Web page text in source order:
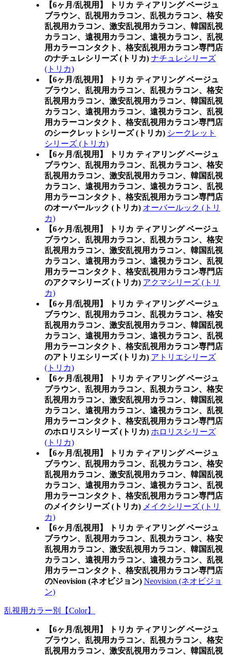
【6ヶ月/乱視用】 トリカ ティアリング ベージュ
ブラウン、乱視用カラコン、乱視カラコン、格安
乱視用カラコン、激安乱視用カラコン、韓国乱視
カラコン、遠視用カラコン、遠視カラコン、乱視
用カラーコンタクト、格安乱視用カラコン専門店
のナチュレシリーズ (トリカ) ナチュレシリーズ
(トリカ)
【6ヶ月/乱視用】 トリカ ティアリング ベージュ
ブラウン、乱視用カラコン、乱視カラコン、格安
乱視用カラコン、激安乱視用カラコン、韓国乱視
カラコン、遠視用カラコン、遠視カラコン、乱視
用カラーコンタクト、格安乱視用カラコン専門店
のシークレットシリーズ (トリカ) シークレット
シリーズ (トリカ)
【6ヶ月/乱視用】 トリカ ティアリング ベージュ
ブラウン、乱視用カラコン、乱視カラコン、格安
乱視用カラコン、激安乱視用カラコン、韓国乱視
カラコン、遠視用カラコン、遠視カラコン、乱視
用カラーコンタクト、格安乱視用カラコン専門店
のオーバールック (トリカ) オーバールック (トリ
カ)
【6ヶ月/乱視用】 トリカ ティアリング ベージュ
ブラウン、乱視用カラコン、乱視カラコン、格安
乱視用カラコン、激安乱視用カラコン、韓国乱視
カラコン、遠視用カラコン、遠視カラコン、乱視
用カラーコンタクト、格安乱視用カラコン専門店
のアクマシリーズ (トリカ) アクマシリーズ (トリ
カ)
【6ヶ月/乱視用】 トリカ ティアリング ベージュ
ブラウン、乱視用カラコン、乱視カラコン、格安
乱視用カラコン、激安乱視用カラコン、韓国乱視
カラコン、遠視用カラコン、遠視カラコン、乱視
用カラーコンタクト、格安乱視用カラコン専門店
のアトリエシリーズ (トリカ) アトリエシリーズ
(トリカ)
【6ヶ月/乱視用】 トリカ ティアリング ベージュ
ブラウン、乱視用カラコン、乱視カラコン、格安
乱視用カラコン、激安乱視用カラコン、韓国乱視
カラコン、遠視用カラコン、遠視カラコン、乱視
用カラーコンタクト、格安乱視用カラコン専門店
のホロリスシリーズ (トリカ) ホロリスシリーズ
(トリカ)
【6ヶ月/乱視用】 トリカ ティアリング ベージュ
ブラウン、乱視用カラコン、乱視カラコン、格安
乱視用カラコン、激安乱視用カラコン、韓国乱視
カラコン、遠視用カラコン、遠視カラコン、乱視
用カラーコンタクト、格安乱視用カラコン専門店
のメイクシリーズ (トリカ) メイクシリーズ (トリ
カ)
【6ヶ月/乱視用】 トリカ ティアリング ベージュ
ブラウン、乱視用カラコン、乱視カラコン、格安
乱視用カラコン、激安乱視用カラコン、韓国乱視
カラコン、遠視用カラコン、遠視カラコン、乱視
用カラーコンタクト、格安乱視用カラコン専門店
のNeovision (ネオビジョン) Neovision (ネオビジョ
ン)
乱視用カラー別【Color】
【6ヶ月/乱視用】 トリカ ティアリング ベージュ
ブラウン、乱視用カラコン、乱視カラコン、格安
乱視用カラコン、激安乱視用カラコン、韓国乱視